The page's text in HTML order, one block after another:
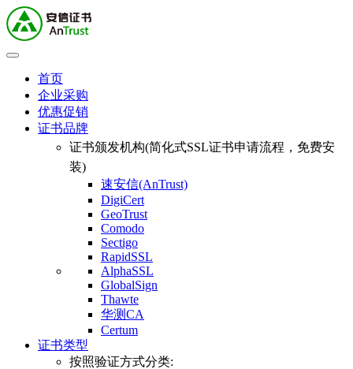
首页
企业采购
优惠促销
证书品牌
证书颁发机构(简化式SSL证书申请流程，免费安
装)
速安信(AnTrust)
DigiCert
GeoTrust
Comodo
Sectigo
RapidSSL
AlphaSSL
GlobalSign
Thawte
华测CA
Certum
证书类型
按照验证方式分类: